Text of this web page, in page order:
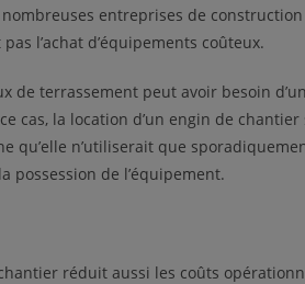
entreprises de
l’achat d’équipements coûteux.
de terrassement peut avoir besoin
cas, la location d’un engin de
qu’elle n’utiliserait que
possession de l’équipement.
réduit aussi les coûts